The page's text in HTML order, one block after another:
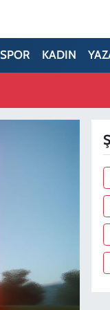
SPOR KADIN